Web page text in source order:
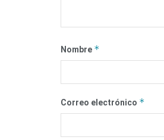
Nombre *
Correo electrónico *